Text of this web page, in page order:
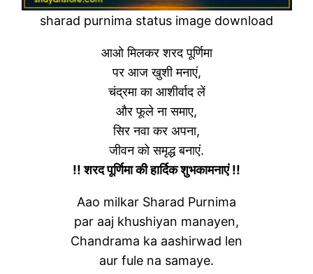
sharad purnima status image download
आओ मिलकर शरद पूर्णिमा
पर आज खुशी मनाएं,
चंद्रमा का आशीर्वाद लें
और फूले ना समाए,
सिर नवा कर अपना,
जीवन को समृद्ध बनाएं.
!! शरद पूर्णिमा की हार्दिक शुभकामनाएं !!
Aao milkar Sharad Purnima
par aaj khushiyan manayen,
Chandrama ka aashirwad len
aur fule na samaye.